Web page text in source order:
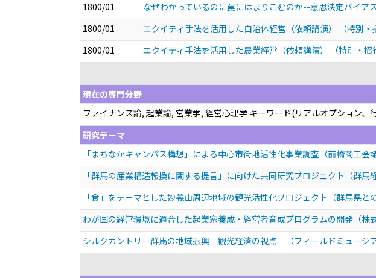
1800/01
なぜわかっているのに罠にはまりこむのか--意思決定バイア
1800/01
エクイティ手法を活用した自治体経営（依頼講演）
（特別
1800/01
エクイティ手法を活用した農業経営（依頼講演）
（特別・招
現在の専門分野
ファイナンス論, 起業論, 営業学, 経営心理学 キーワード(リアルオプション、
研究テーマ
「まちなかキャンパス構想」による中心市街地活性化事業調査（前橋商工会
「群馬の産業構造転換に関する提言」に向けた共同研究プロジェクト（群馬
「食」をテーマとした妙義山周辺地域の観光活性化プロジェクト（群馬県と
わが国の経営環境に適合した起業家養成・経営者育成プログラムの開発（株
シルクカントリー群馬の地域振興—観光経済の視点—（フィールドミュージ